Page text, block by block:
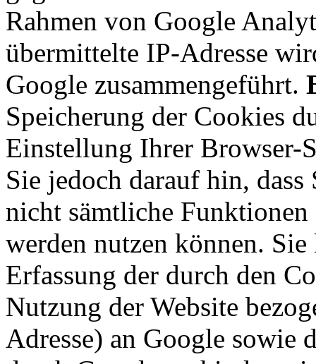
Rahmen von Google
übermittelte IP-Adresse
Google zusammengeführt.
Speicherung der Cookies
Einstellung Ihrer Browser-
Sie jedoch darauf hin,
nicht sämtliche
werden nutzen können.
Erfassung der durch den
Nutzung der Website
Adresse) an Google sowie